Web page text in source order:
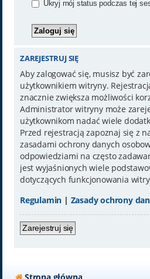
Ukryj mój status podczas tej
ZAREJESTRUJ SIĘ
Aby zalogować się, musisz być
użytkownikiem witryny.
znacznie zwiększa możliwości
Administrator witryny może
użytkownikom nadać wiele
Przed rejestracją zapoznaj się z
zasadami ochrony danych
odpowiedziami na często
jest wyjaśnionych wiele
dotyczących funkcjonowania
Regulamin | Zasady ochrony
Zarejestruj się
Strona główna